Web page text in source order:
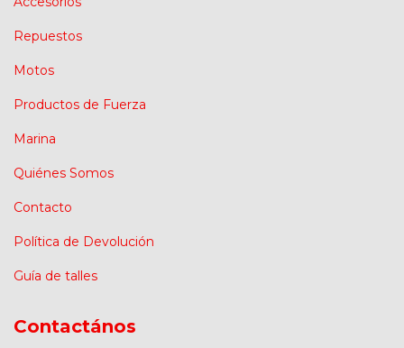
Repuestos
Motos
Productos de Fuerza
Marina
Quiénes Somos
Contacto
Política de Devolución
Guía de talles
Contactános